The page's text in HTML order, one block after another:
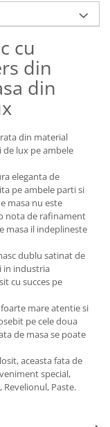
cu
din
din
din material
lux pe ambele
eleganta de
pe ambele parti si
masa nu este
nota de rafinament
masa il indeplineste
dublu satinat de
in industria
cu succes pe
mare atentie si
pe cele doua
de masa se poate
aceasta fata de
special,
Paste.